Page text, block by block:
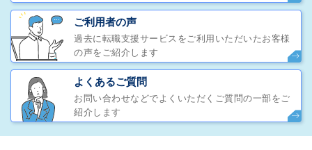
ご利用者の声
過去に転職支援サービスをご利用いただいたお客様
の声をご紹介します
よくあるご質問
お問い合わせなどでよくいただくご質問の一部をご
紹介します